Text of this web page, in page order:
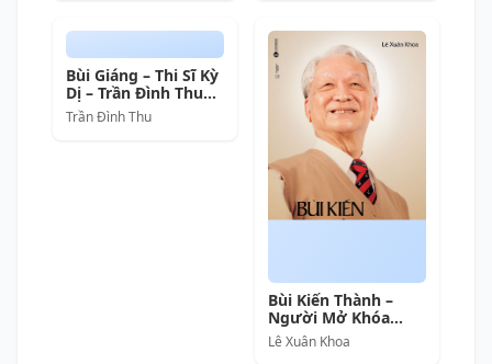
Bùi Giáng – Thi Sĩ Kỳ
Dị – Trần Đình Thu
full mobi pdf epub
azw3 [Người Nổi
Trần Đình Thu
Bùi Kiến Thành –
Người Mở Khóa
Lãng Du – Lê Xuân
Khoa full prc pdf
Lê Xuân Khoa